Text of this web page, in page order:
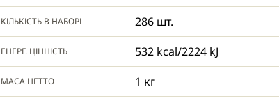
КІЛЬКІСТЬ В НАБОРІ 286 шт.
ЕНЕРГ. ЦІННІСТЬ 532 kcal/2224 kJ
МАСА НЕТТО 1 кг